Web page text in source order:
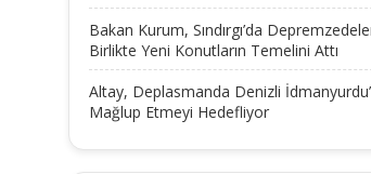
Bakan Kurum, Sındırgı’da
Birlikte Yeni Konutların Temelini Attı
Altay, Deplasmanda Denizli
Mağlup Etmeyi Hedefliyor